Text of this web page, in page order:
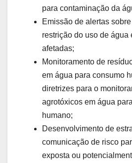
para contaminação da
Emissão de alertas
restrição do uso de água
afetadas;
Monitoramento de
em água para consumo
diretrizes para o
agrotóxicos em água
humano;
Desenvolvimento de
comunicação de risco
exposta ou